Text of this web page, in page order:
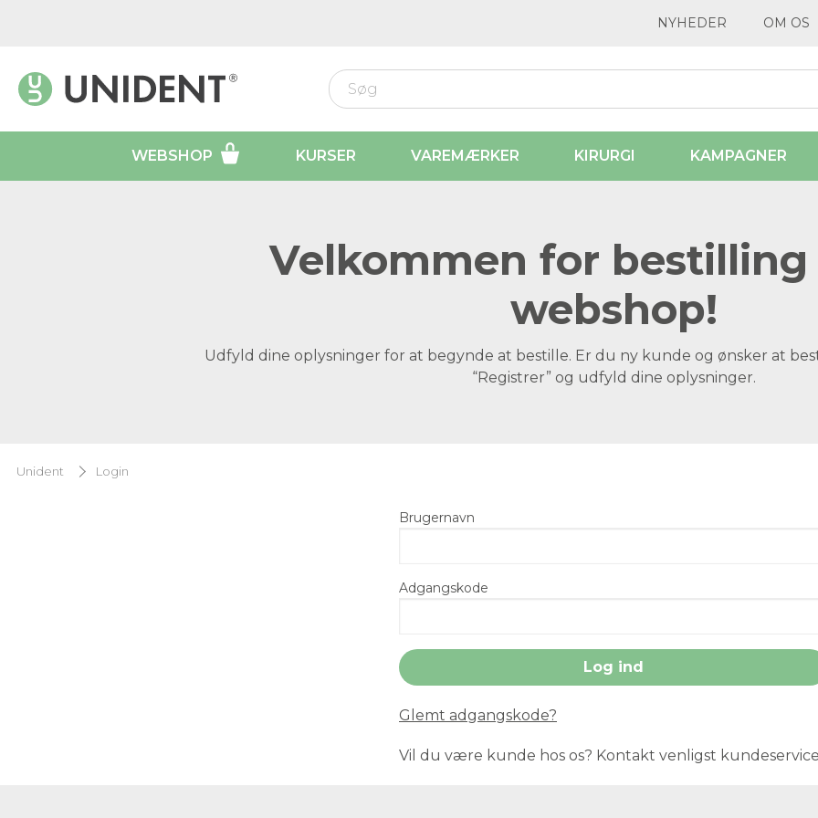
NYHEDER OM OS
WEBSHOP KURSER VAREMÆRKER KIRURGI KAMPAGNER
Velkommen for bestilling
webshop!
Udfyld dine oplysninger for at begynde at bestille. Er du ny kunde og ønsker at
“Registrer” og udfyld dine oplysninger.
Unident Login
Brugernavn
Adgangskode
Glemt adgangskode?
Vil du være kunde hos os? Kontakt venligst